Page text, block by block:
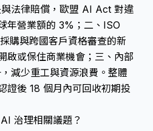
法律賠償，歐盟 AI Act 對違
年營業額的 3%；二、ISO
購與跨國客戶資格審查的新
啟或保住商業機會；三、內部
減少重工與資源浪費。整體
證後 18 個月內可回收初期投
治理相關議題？